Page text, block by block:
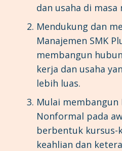
dan usaha di masa
Mendukung dan
Manajemen SMK
membangun
kerja dan usaha
lebih luas.
Mulai membangun
Nonformal pada
berbentuk kursus-
keahlian dan